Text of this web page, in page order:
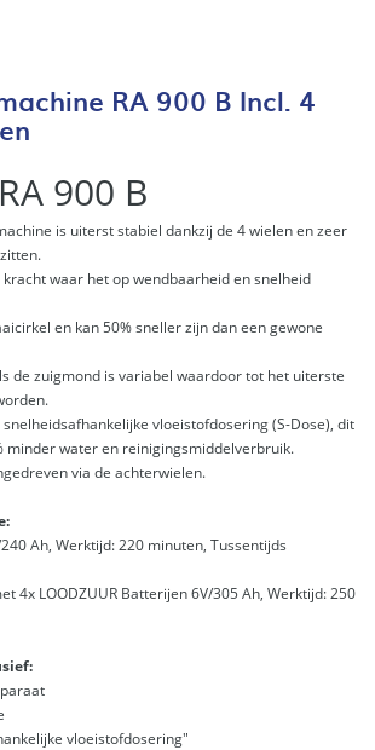
RA 900 B Incl. 4
900 B
is uiterst stabiel dankzij de 4 wielen en zeer
kracht waar het op wendbaarheid en snelheid
en kan 50% sneller zijn dan een gewone
de zuigmond is variabel waardoor tot het uiterste
vloeistofdosering (S-Dose), dit
minder water en reinigingsmiddelverbruik.
via de achterwielen.
Ah, Werktijd: 220 minuten, Tussentijds
4x LOODZUUR Batterijen 6V/305 Ah, Werktijd: 250
vloeistofdosering"